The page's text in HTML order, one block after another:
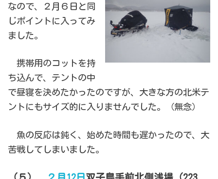
なので、２月６日と同
じポイントに入ってみ
ました。
携帯用のコットを持
ち込んで、テントの中
で昼寝を決めたかったのですが、大きな方の北米テ
ントにもサイズ的に入りませんでした。（無念）
魚の反応は鈍く、始めた時間も遅かったので、大
苦戦してしまいました。
（５） ２月12日 双子島手前北側浅場（223